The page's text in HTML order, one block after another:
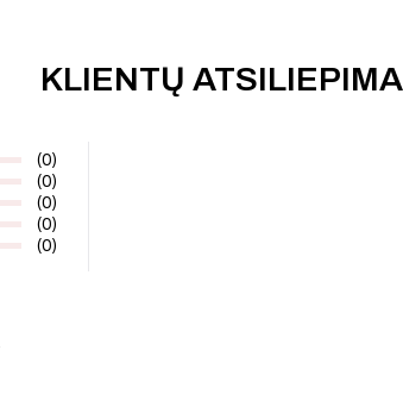
KLIENTŲ
(0)
(0)
(0)
(0)
(0)